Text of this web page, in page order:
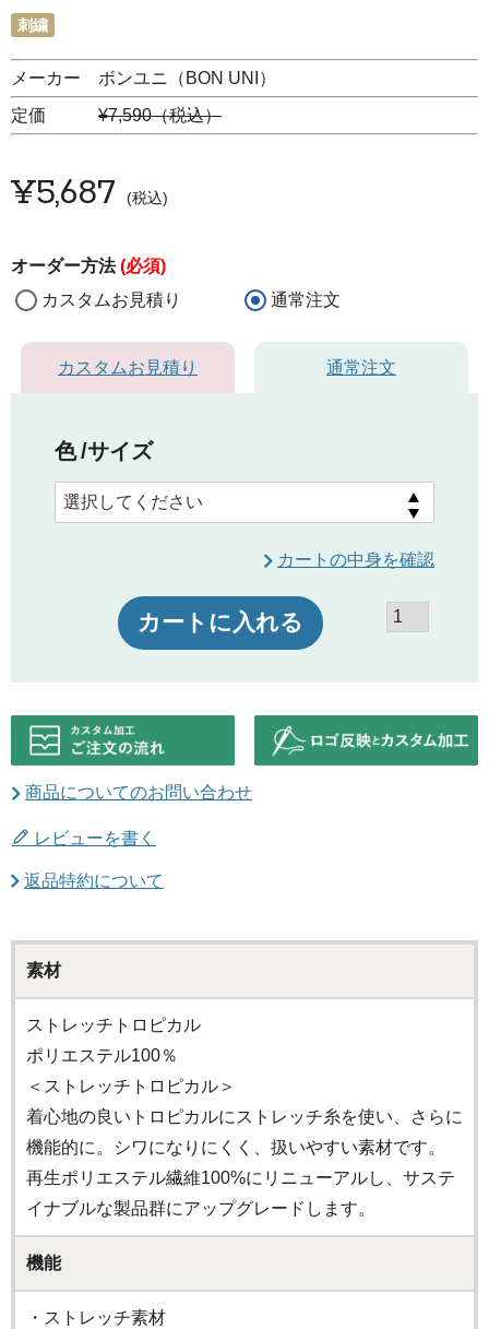
刺繍
メーカー ボンユニ（BON UNI）
定価 ¥7,590（税込）
¥5,687 税込
オーダー方法(必須)
カスタムお見積り
通常注文
カスタムお見積り 通常注文
色 サイズ
カートの中身を確認
カートに入れる
商品についてのお問い合わせ
レビューを書く
返品特約について
素材
ストレッチトロピカル
ポリエステル100％
＜ストレッチトロピカル＞
着心地の良いトロピカルにストレッチ糸を使い、さらに
機能的に。シワになりにくく、扱いやすい素材です。
再生ポリエステル繊維100%にリニューアルし、サステ
イナブルな製品群にアップグレードします。
機能
・ストレッチ素材